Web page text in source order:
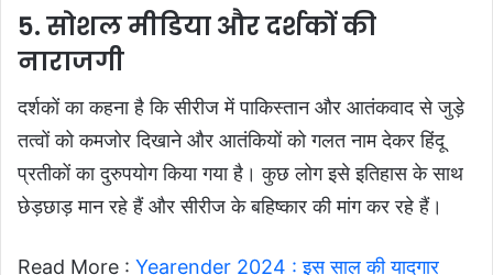
5. सोशल मीडिया और दर्शकों की
नाराजगी
दर्शकों का कहना है कि सीरीज में पाकिस्तान और आतंकवाद से जुड़े
तत्वों को कमजोर दिखाने और आतंकियों को गलत नाम देकर हिंदू
प्रतीकों का दुरुपयोग किया गया है। कुछ लोग इसे इतिहास के साथ
छेड़छाड़ मान रहे हैं और सीरीज के बहिष्कार की मांग कर रहे हैं।
Read More : Yearender 2024 : इस साल की यादगार